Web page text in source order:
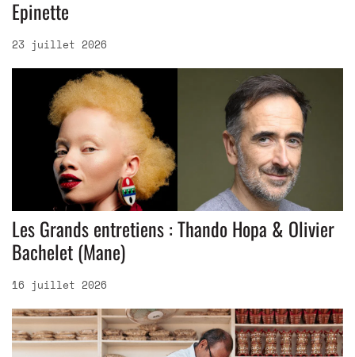
Epinette
23 juillet 2026
Les Grands entretiens : Thando Hopa & Olivier
Bachelet (Mane)
16 juillet 2026